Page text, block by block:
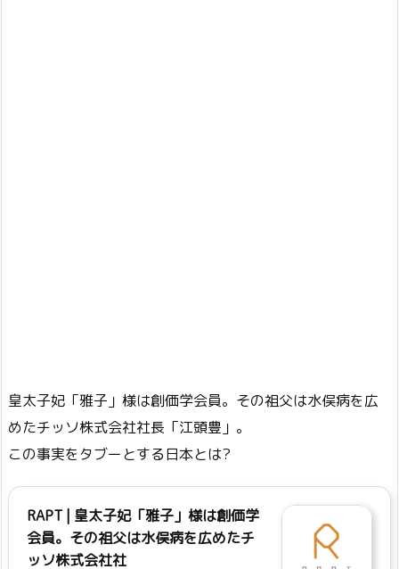
皇太子妃「雅子」様は創価学会員。その祖父は水俣病を広
めたチッソ株式会社社長「江頭豊」。
この事実をタブーとする日本とは?
RAPT | 皇太子妃「雅子」様は創価学
会員。その祖父は水俣病を広めたチ
ッソ株式会社社